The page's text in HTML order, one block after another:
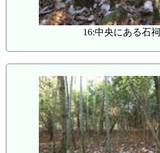
16:中央にある石祠